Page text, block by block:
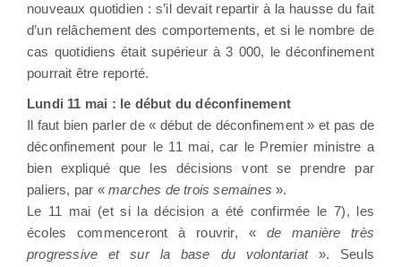
nouveaux quotidien : s’il devait repartir à la hausse du fait
d’un relâchement des comportements, et si le nombre de
cas quotidiens était supérieur à 3 000, le déconfinement
pourrait être reporté.
Lundi 11 mai : le début du déconfinement
Il faut bien parler de « début de déconfinement » et pas de
déconfinement pour le 11 mai, car le Premier ministre a
bien expliqué que les décisions vont se prendre par
paliers, par « marches de trois semaines ».
Le 11 mai (et si la décision a été confirmée le 7), les
écoles commenceront à rouvrir, « de manière très
progressive et sur la base du volontariat ». Seuls